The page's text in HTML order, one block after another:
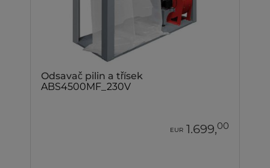
Odsavač pilin a třísek
ABS4500MF_230V
EUR 1.699,00